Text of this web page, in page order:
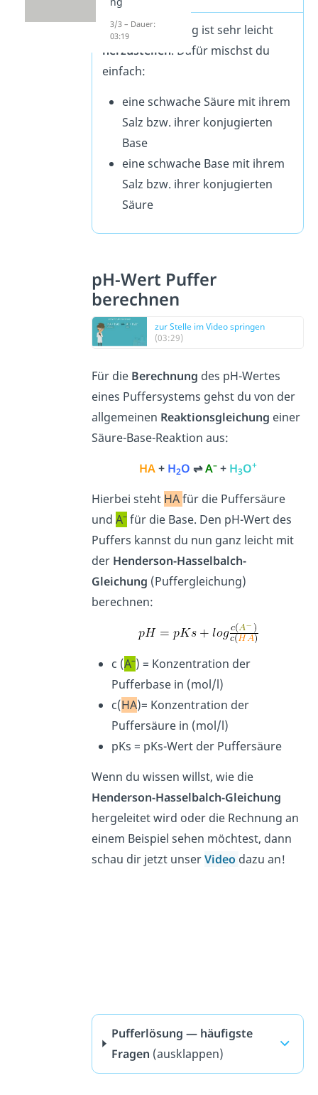
Eine Pufferlösung ist sehr leicht
herzustellen. Dafür mischst du
einfach:
eine schwache Säure mit ihrem
Salz bzw. ihrer konjugierten
Base
eine schwache Base mit ihrem
Salz bzw. ihrer konjugierten
Säure
pH-Wert Puffer
berechnen
zur Stelle im Video springen
(03:29)
Für die Berechnung des pH-Wertes
eines Puffersystems gehst du von der
allgemeinen Reaktionsgleichung einer
Säure-Base-Reaktion aus:
HA+H2O ⇌A– + H3O+
Hierbei steht HAfür die Puffersäure
undA– für die Base. Den pH-Wert des
Puffers kannst du nun ganz leicht mit
der Henderson-Hasselbalch-
Gleichung (Puffergleichung)
berechnen:
c (A–) = Konzentration der
Pufferbase in (mol/l)
c(HA)= Konzentration der
Puffersäure in (mol/l)
pKs = pKs-Wert der Puffersäure
Wenn du wissen willst, wie die
Henderson-Hasselbalch-Gleichung
hergeleitet wird oder die Rechnung an
einem Beispiel sehen möchtest, dann
schau dir jetzt unserVideo dazu an!
Pufferlösung — häufigste
Fragen (ausklappen)
3/3 – Dauer:
03:19